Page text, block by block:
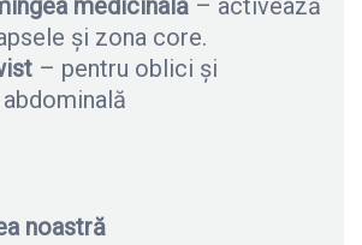
medicinală – activează
și zona core.
– pentru oblici și
noastră